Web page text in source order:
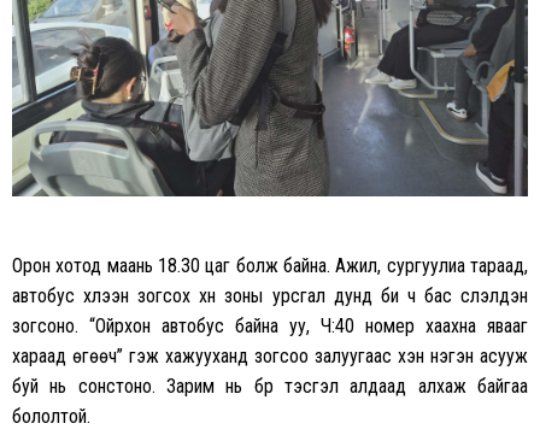
Орон хотод маань 18.30 цаг болж байна. Ажил, сургуулиа тараад,
автобус хүлээн зогсох хүн зоны урсгал дунд би ч бас сүлэлдэн
зогсоно. “Ойрхон автобус байна уу, Ч:40 номер хаахна явааг
хараад өгөөч” гэж хажууханд зогсоо залуугаас хэн нэгэн асууж
буй нь сонстоно. Зарим нь бүр тэсгэл алдаад алхаж байгаа
бололтой.